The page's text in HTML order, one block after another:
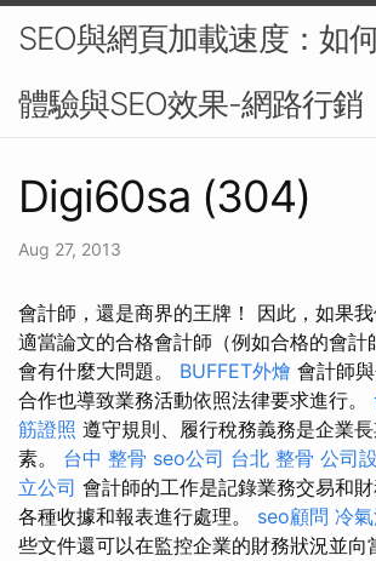
SEO與網頁加載速度：如
體驗與SEO效果-網路行銷
Digi60sa (304)
Aug 27, 2013
會計師，還是商界的王牌！ 因此，如果
適當論文的合格會計師（例如合格的會計
會有什麼大問題。 BUFFET外燴 會計師
合作也導致業務活動依照法律要求進行。
筋證照 遵守規則、履行稅務義務是企業
素。 台中 整骨 seo公司 台北 整骨 公司
立公司 會計師的工作是記錄業務交易和
各種收據和報表進行處理。 seo顧問 冷
些文件還可以在監控企業的財務狀況並向